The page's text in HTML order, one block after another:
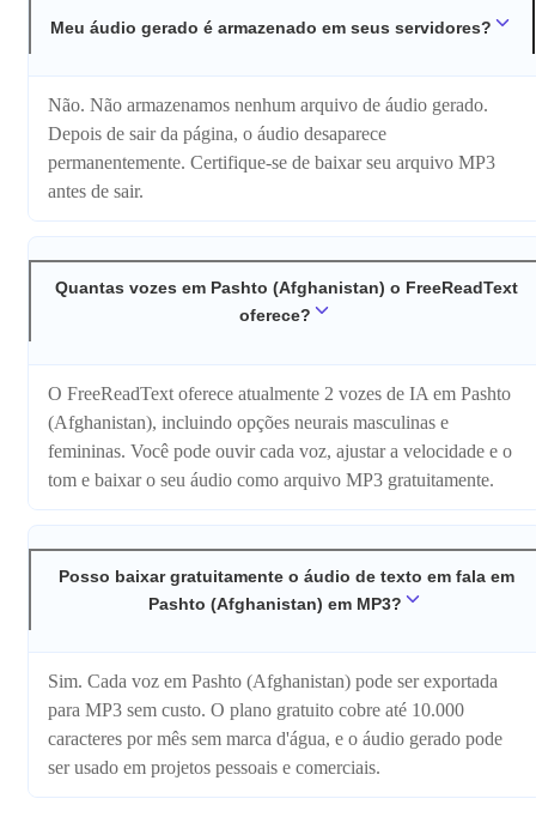
Meu áudio gerado é armazenado em seus servidores?
Não. Não armazenamos nenhum arquivo de áudio gerado.
Depois de sair da página, o áudio desaparece
permanentemente. Certifique-se de baixar seu arquivo MP3
antes de sair.
Quantas vozes em Pashto (Afghanistan) o FreeReadText
oferece?
O FreeReadText oferece atualmente 2 vozes de IA em Pashto
(Afghanistan), incluindo opções neurais masculinas e
femininas. Você pode ouvir cada voz, ajustar a velocidade e o
tom e baixar o seu áudio como arquivo MP3 gratuitamente.
Posso baixar gratuitamente o áudio de texto em fala em
Pashto (Afghanistan) em MP3?
Sim. Cada voz em Pashto (Afghanistan) pode ser exportada
para MP3 sem custo. O plano gratuito cobre até 10.000
caracteres por mês sem marca d'água, e o áudio gerado pode
ser usado em projetos pessoais e comerciais.